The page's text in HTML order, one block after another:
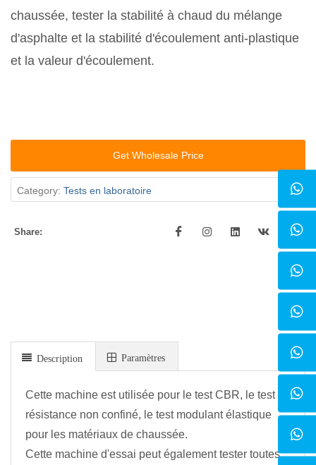
chaussée, tester la stabilité à chaud du mélange
d'asphalte et la stabilité d'écoulement anti-plastique
et la valeur d'écoulement.
Get Wholesale Price
Category: Tests en laboratoire
Share:
Description Paramètres
Cette machine est utilisée pour le test CBR, le test de
résistance non confiné, le test modulant élastique
pour les matériaux de chaussée.
Cette machine d'essai peut également tester toutes